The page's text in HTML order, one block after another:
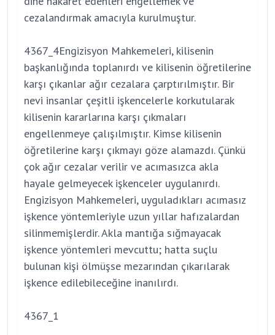
cezalandırmak amacıyla kurulmuştur.
4367_4Engizisyon Mahkemeleri, kilisenin
başkanlığında toplanırdı ve kilisenin öğretilerine
karşı çıkanlar ağır cezalara çarptırılmıştır. Bir
nevi insanlar çeşitli işkencelerle korkutularak
kilisenin kararlarına karşı çıkmaları
engellenmeye çalışılmıştır. Kimse kilisenin
öğretilerine karşı çıkmayı göze alamazdı. Çünkü
çok ağır cezalar verilir ve acımasızca akla
hayale gelmeyecek işkenceler uygulanırdı.
Engizisyon Mahkemeleri, uyguladıkları acımasız
işkence yöntemleriyle uzun yıllar hafızalardan
silinmemişlerdir. Akla mantığa sığmayacak
işkence yöntemleri mevcuttu; hatta suçlu
bulunan kişi ölmüşse mezarından çıkarılarak
işkence edilebileceğine inanılırdı.
4367_1